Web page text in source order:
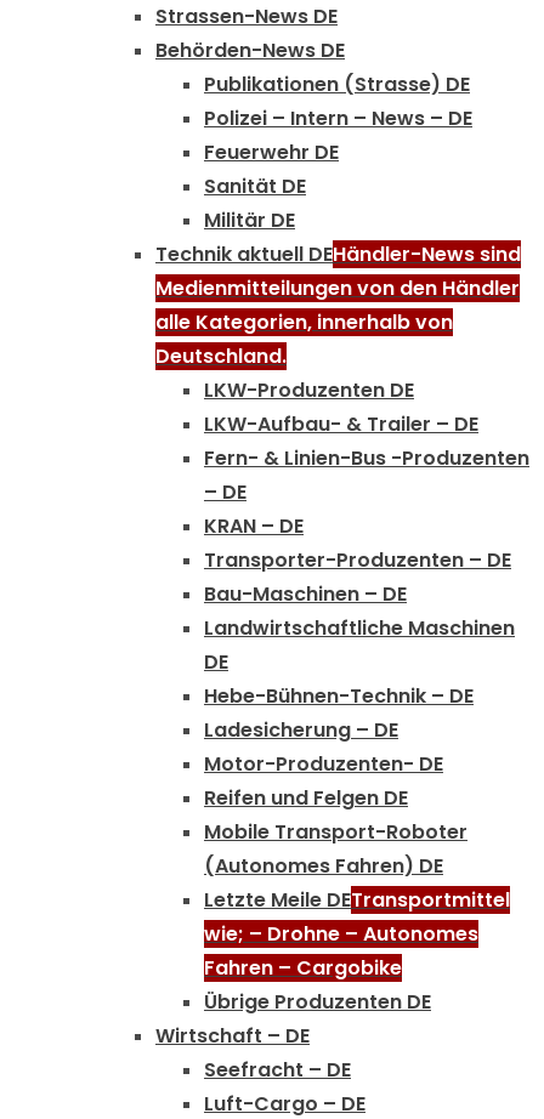
Strassen-News DE
Behörden-News DE
Publikationen (Strasse) DE
Polizei – Intern – News – DE
Feuerwehr DE
Sanität DE
Militär DE
Technik aktuell DEHändler-News sind
Medienmitteilungen von den Händler
alle Kategorien, innerhalb von
Deutschland.
LKW-Produzenten DE
LKW-Aufbau- & Trailer – DE
Fern- & Linien-Bus -Produzenten
– DE
KRAN – DE
Transporter-Produzenten – DE
Bau-Maschinen – DE
Landwirtschaftliche Maschinen
DE
Hebe-Bühnen-Technik – DE
Ladesicherung – DE
Motor-Produzenten- DE
Reifen und Felgen DE
Mobile Transport-Roboter
(Autonomes Fahren) DE
Letzte Meile DETransportmittel
wie; – Drohne – Autonomes
Fahren – Cargobike
Übrige Produzenten DE
Wirtschaft – DE
Seefracht – DE
Luft-Cargo – DE